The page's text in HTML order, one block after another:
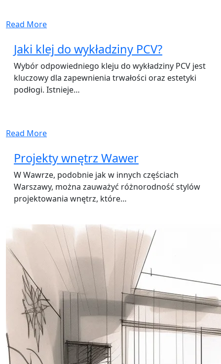
Read More
Jaki klej do wykładziny PCV?
Wybór odpowiedniego kleju do wykładziny PCV jest
kluczowy dla zapewnienia trwałości oraz estetyki
podłogi. Istnieje…
Read More
Projekty wnętrz Wawer
W Wawrze, podobnie jak w innych częściach
Warszawy, można zauważyć różnorodność stylów
projektowania wnętrz, które…